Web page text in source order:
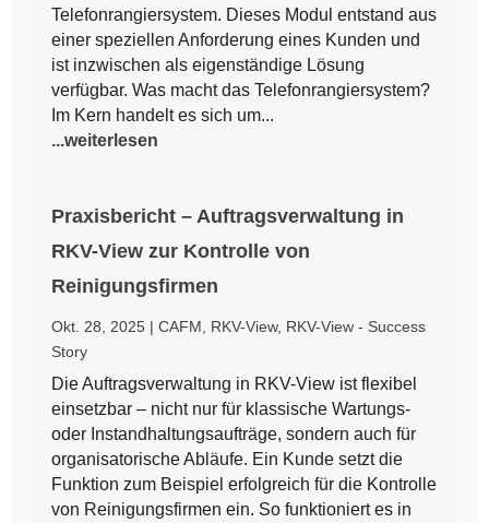
Telefonrangiersystem. Dieses Modul entstand aus
einer speziellen Anforderung eines Kunden und
ist inzwischen als eigenständige Lösung
verfügbar. Was macht das Telefonrangiersystem?
Im Kern handelt es sich um...
...weiterlesen
Praxisbericht – Auftragsverwaltung in
RKV-View zur Kontrolle von
Reinigungsfirmen
Okt. 28, 2025 |CAFM RKV-View, RKV-View - Success
Story
Die Auftragsverwaltung in RKV-View ist flexibel
einsetzbar – nicht nur für klassische Wartungs-
oder Instandhaltungsaufträge, sondern auch für
organisatorische Abläufe. Ein Kunde setzt die
Funktion zum Beispiel erfolgreich für die Kontrolle
von Reinigungsfirmen ein. So funktioniert es in